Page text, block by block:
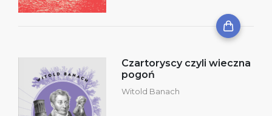
Czartoryscy czyli wieczna
pogoń
Witold Banach